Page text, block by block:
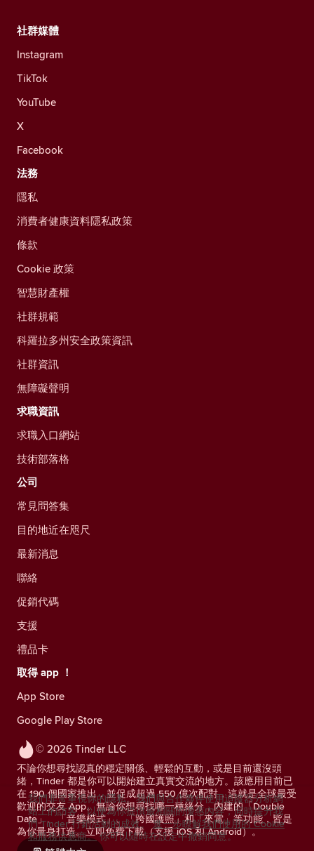
© 2026 Tinder LLC
不論你想尋找認真的穩定關係、輕鬆的互動，或是目前還沒頭
緒，Tinder 都是你可以開始建立真實交流的地方。該應用目前已
在 190 個國家推出，並促成超過 550 億次配對，這就是全球最受
歡迎的交友 App。無論你想尋找哪一種緣分，內建的「Double
Date」、「音樂模式」、「跨國護照」和「來電」等功能，皆是
為你量身打造。立即免費下載（支援 iOS 和 Android）。
社群媒體
Instagram
TikTok
YouTube
X
Facebook
法務
隱私
消費者健康資料隱私政策
條款
Cookie 政策
智慧財產權
社群規範
科羅拉多州安全政策資訊
社群資訊
無障礙聲明
求職資訊
求職入口網站
技術部落格
公司
常見問答集
目的地近在咫尺
最新消息
聯絡
促銷代碼
支援
禮品卡
取得 app ！
App Store
Google Play Store
我們非常重視你的隱私。我們與合作夥伴使用追蹤器分析網
站上的訪客，以便為你提供最相關的優惠內容，同時提升我
們 Tinder 行銷活動的成效。 進一步瞭解我們使用的 Cookie
和服務供應商。 你可以隨時在設定中撤銷同意。